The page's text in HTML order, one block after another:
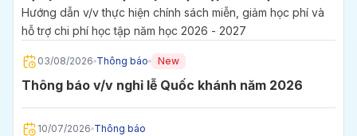
2027
Hướng dẫn v/v thực hiện chính sách miễn, giảm học phí và
hỗ trợ chi phí học tập năm học 2026 - 2027
03/08/2026 Thông báo New
Thông báo v/v nghỉ lễ Quốc khánh năm 2026
10/07/2026 Thông báo